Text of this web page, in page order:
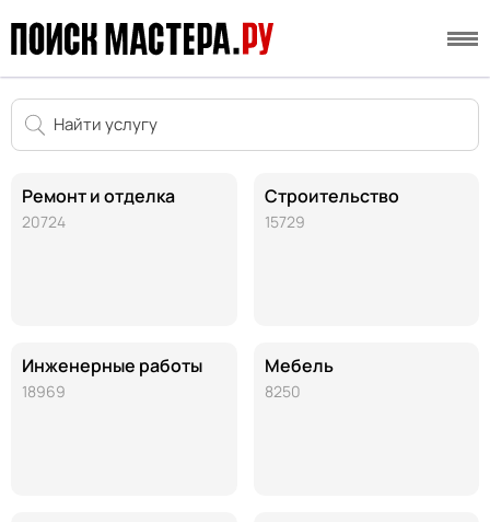
Ремонт и отделка
20724
Инженерные работы
18969
Строительство
15729
Мебель
8250